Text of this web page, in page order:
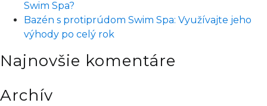
pravá?
Swim Spa?
Bazén s protiprúdom Swim Spa: Využívajte jeho
výhody po celý rok
Najnovšie komentáre
Archív